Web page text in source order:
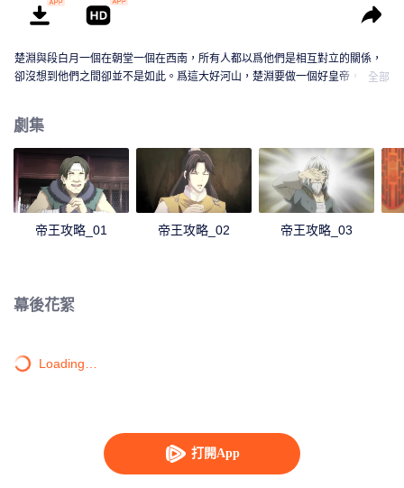
打開App
楚淵與段白月一個在朝堂一個在西南，所有人都以爲他們是相互對立的關係，
卻沒想到他們之間卻並不是如此。爲這大好河山，楚淵要做一個好皇帝，段白
全部
劇集
帝王攻略_01 帝王攻略_02 帝王攻略_03
幕後花絮
Loading…